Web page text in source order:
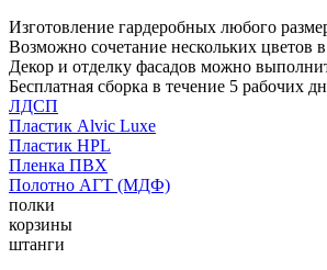
Изготовление гардеробных любого
Возможно сочетание нескольких цветов
Декор и отделку фасадов можно
Бесплатная сборка в течение 5 рабочих
ЛДСП
Пластик Alvic Luxe
Пластик HPL
Пленка ПВХ
Полотно АГТ (МДФ)
полки
корзины
штанги